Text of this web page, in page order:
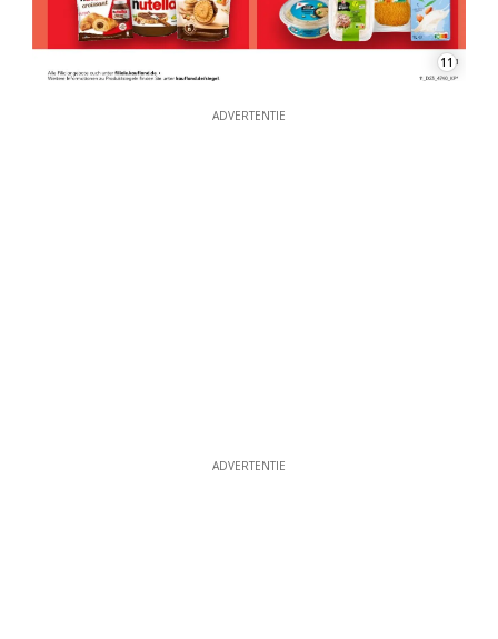
11
ADVERTENTIE
ADVERTENTIE